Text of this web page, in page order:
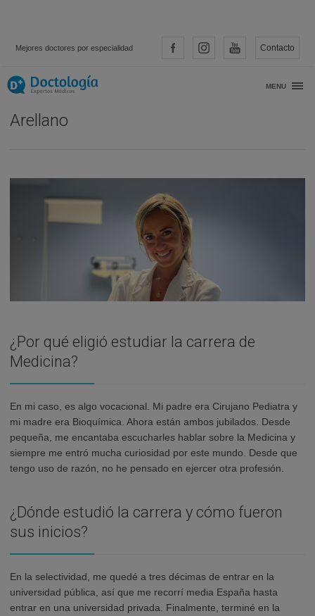
Mejores doctores por especialidad Contacto
MENU
Entrevista con… Dra. Cristina Sainz
Arellano
¿Por qué eligió estudiar la carrera de
Medicina?
En mi caso, es algo vocacional. Mi padre era Cirujano Pediatra y
mi madre era Bioquímica. Ahora están ambos jubilados. Desde
pequeña, me encantaba escucharles hablar sobre la Medicina y
siempre me entró mucha curiosidad por este mundo. Desde que
tengo uso de razón, no he pensado en ejercer otra profesión.
¿Dónde estudió la carrera y cómo fueron
sus inicios?
En la selectividad, me quedé a tres décimas de entrar en la
universidad pública, así que me recorrí media España hasta
entrar en una universidad privada. Finalmente, terminé en la